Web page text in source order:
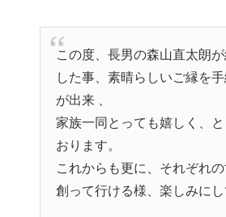
この度、長男の森山直太朗
した事、素晴らしいご縁を
が出来 、
家族一同とっても嬉しく、
おります。
これからも更に、それぞれの
創って行ける様、楽しみにし